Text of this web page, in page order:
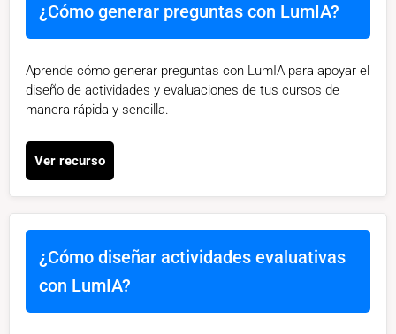
¿Cómo generar preguntas con LumIA?
Aprende cómo generar preguntas con LumIA para apoyar el
diseño de actividades y evaluaciones de tus cursos de
manera rápida y sencilla.
Ver recurso
¿Cómo diseñar actividades evaluativas
con LumIA?